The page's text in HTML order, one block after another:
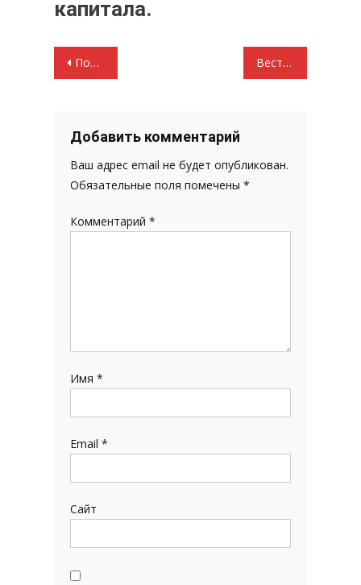
капитала.
Навигация
записям
Поздравление Г.А. Зюганова с наступающим 2019-м годом Вести из сельских районов Атяшевский район: жалкий бюджет сельского поселения
Добавить комментарий
Ваш адрес email не будет опубликован.
Обязательные поля помечены*
Комментарий*
Имя*
Email*
Сайт